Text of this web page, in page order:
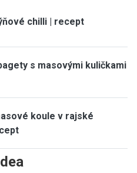
chilli | recept
s masovými kuličkami
koule v rajské